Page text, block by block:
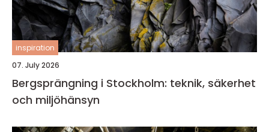
inspiration
07. July 2026
Bergsprängning i Stockholm: teknik, säkerhet
och miljöhänsyn